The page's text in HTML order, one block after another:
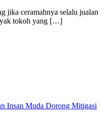
ceramahnya selalu jualan
tokoh yang […]
Insan Muda Dorong Mitigasi